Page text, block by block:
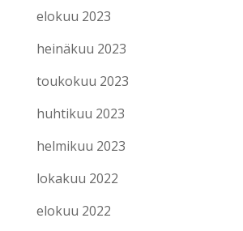
elokuu 2023
heinäkuu 2023
toukokuu 2023
huhtikuu 2023
helmikuu 2023
lokakuu 2022
elokuu 2022